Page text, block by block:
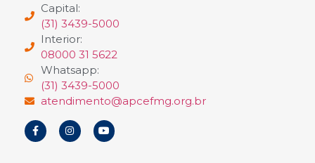
Capital:
(31) 3439-5000
Interior:
08000 31 5622
Whatsapp:
(31) 3439-5000
atendimento@apcefmg.org.br